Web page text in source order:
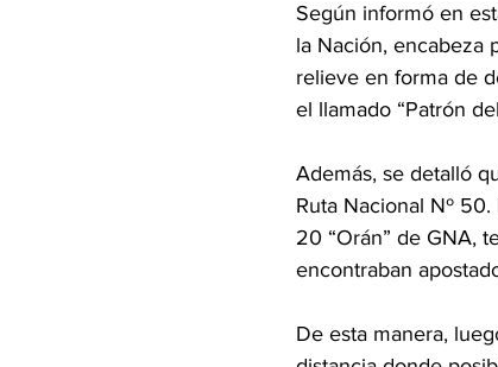
Según informó en
la Nación, encabeza
relieve en forma de
el llamado “Patrón
Además, se detalló
Ruta Nacional Nº
20 “Orán” de GNA,
encontraban
De esta manera,